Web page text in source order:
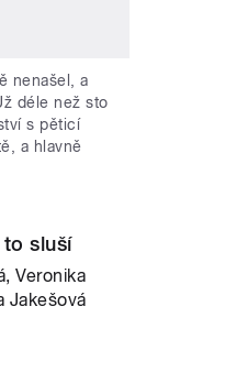
nenašel, a
déle než sto
s pěticí
a hlavně
sluší
Veronika
Jakešová